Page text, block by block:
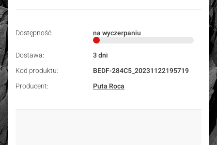
Dostępność: na wyczerpaniu
Dostawa:
3 dni
Kod produktu:
BEDF-284C5_20231122195719
Producent:
Puta Roca